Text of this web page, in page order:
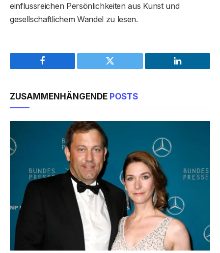
einflussreichen Persönlichkeiten aus Kunst und
gesellschaftlichem Wandel zu lesen.
Facebook Twitter LinkedIn
ZUSAMMENHÄNGENDE POSTS